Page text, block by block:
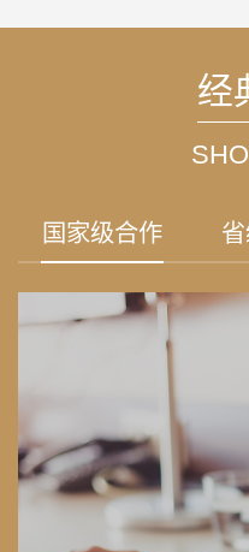
经
国家级合作